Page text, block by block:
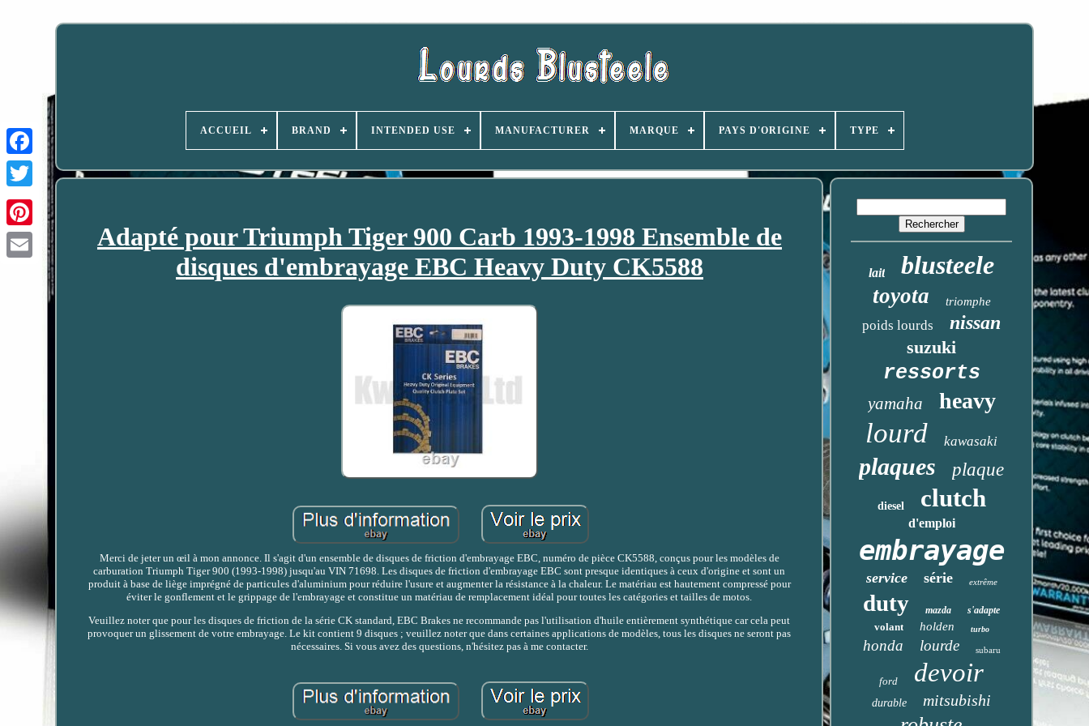
ACCUEIL BRAND INTENDED USE MANUFACTURER MARQUE PAYS D'ORIGINE TYPE
Adapté pour Triumph Tiger 900 Carb 1993-1998 Ensemble de
disques d'embrayage EBC Heavy Duty CK5588
Merci de jeter un œil à mon annonce. Il s'agit d'un ensemble de disques de friction d'embrayage EBC, numéro de pièce CK5588, conçus pour les modèles de
carburation Triumph Tiger 900 (1993-1998) jusqu'au VIN 71698. Les disques de friction d'embrayage EBC sont presque identiques à ceux d'origine et sont un
produit à base de liège imprégné de particules d'aluminium pour réduire l'usure et augmenter la résistance à la chaleur. Le matériau est hautement compressé pour
éviter le gonflement et le grippage de l'embrayage et constitue un matériau de remplacement idéal pour toutes les catégories et tailles de motos.
Veuillez noter que pour les disques de friction de la série CK standard, EBC Brakes ne recommande pas l'utilisation d'huile entièrement synthétique car cela peut
provoquer un glissement de votre embrayage. Le kit contient 9 disques ; veuillez noter que dans certaines applications de modèles, tous les disques ne seront pas
nécessaires. Si vous avez des questions, n'hésitez pas à me contacter.
lait blusteele
toyota triomphe
poids lourds nissan
suzuki
ressorts
yamaha heavy
lourd kawasaki
plaques plaque
diesel clutch
d'emploi
embrayage
service série extrême
duty mazda s'adapte
volant holden turbo
honda lourde subaru
ford devoir
durable mitsubishi